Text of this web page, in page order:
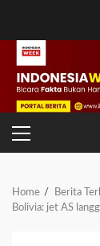
content
PRIMARY
MENU
Home
Berita
Bolivia: jet AS